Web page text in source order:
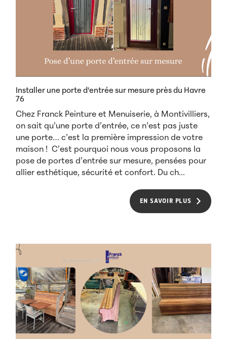
Installer une porte d'entrée sur mesure près du Havre
76
Chez Franck Peinture et Menuiserie, à Montivilliers,
on sait qu’une porte d’entrée, ce n’est pas juste
une porte… c’est la première impression de votre
maison ! C’est pourquoi nous vous proposons la
pose de portes d’entrée sur mesure, pensées pour
allier esthétique, sécurité et confort. Du ch...
EN SAVOIR PLUS